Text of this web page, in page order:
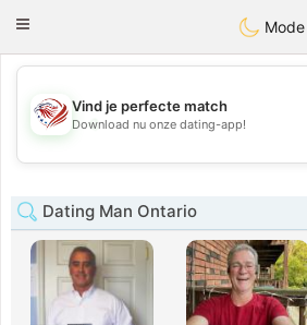
StatesDating
Toggle
Mode
💖
💕
Vind je perfecte match
Download nu onze dating-app!
Dating Man Ontario